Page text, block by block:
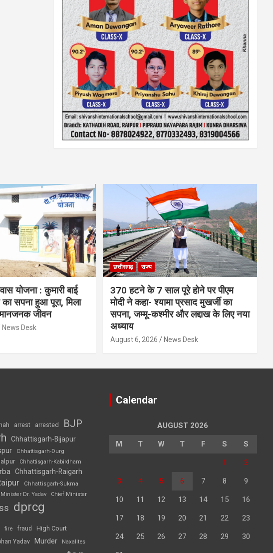
योजना : कुमारी बाई
सपना हुआ पूरा, मिला
जीवन
News Desk
छत्तीसगढ़ राज्य
370 हटने के 7 साल पूरे होने पर पीएम
मोदी ने कहा- श्यामा प्रसाद मुखर्जी का
सपना, जम्मू-कश्मीर और लद्दाख के लिए नया
अध्याय
August 6, 2026 News Desk
arrest arrested BJP
Chhattisgarh-Bijapur
Chhattisgarh-Durg
Chhattisgarh-Kabirdham
Chhattisgarh-Raigarh
Chhattisgarh-Sukma
Dr. Yadav Chief Minister
dprcg
fire fraud High Court
Yadav Murder Naxalites
Calendar
AUGUST 2026
M T W T F S S
1 2
3 4 5 6 7 8 9
10 11 12 13 14 15 16
17 18 19 20 21 22 23
24 25 26 27 28 29 30